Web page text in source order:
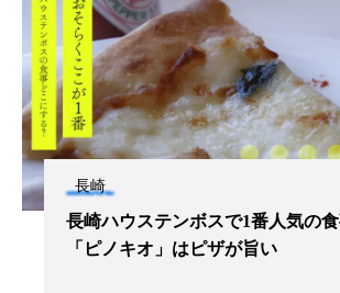
長崎
長崎ハウステンボスで1番人気の
「ピノキオ」はピザが旨い